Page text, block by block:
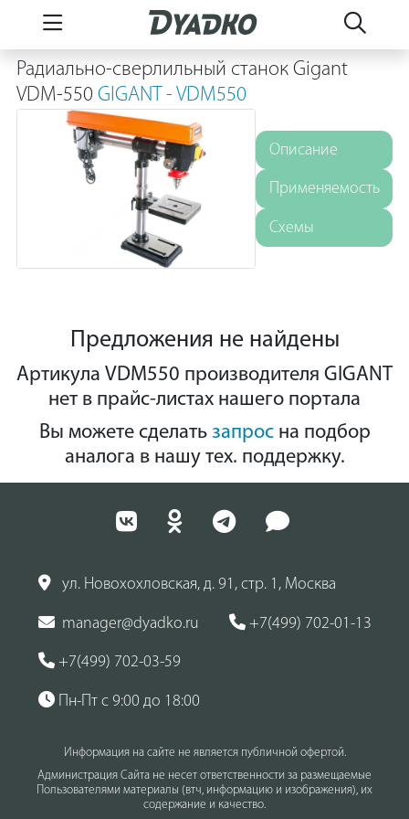
Радиально-сверлильный станок Gigant
VDM-550 GIGANT - VDM550
Описание
Применяемость
Схемы
Предложения не найдены
Артикула VDM550 производителя GIGANT
нет в прайс-листах нашего портала
Вы можете сделать запросна подбор
аналога в нашу тех. поддержку.
ул. Новохохловская, д. 91, стр. 1, Москва
manager@dyadko.ru +7(499) 702-01-13
+7(499) 702-03-59
Пн-Пт с 9:00 до 18:00
Информация на сайте не является публичной офертой.
Администрация Сайта не несет ответственности за размещаемые
Пользователями материалы (втч, информацию и изображения), их
содержание и качество.